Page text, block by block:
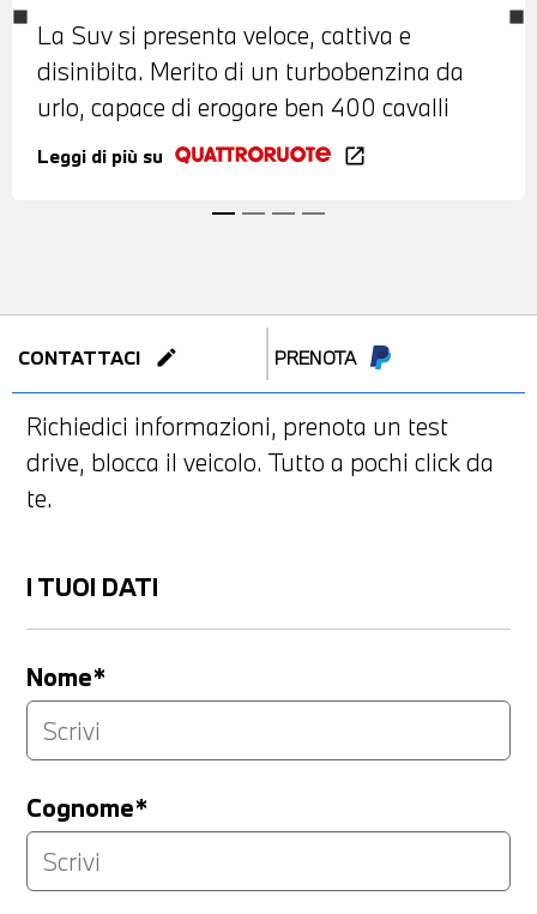
La Suv si presenta veloce, cattiva e
disinibita. Merito di un turbobenzina da
urlo, capace di erogare ben 400 cavalli
Leggi di più su open_in_new
CONTATTACI edit PRENOTA
Richiedici informazioni, prenota un test
drive, blocca il veicolo. Tutto a pochi click da
te.
I TUOI DATI
Nome*
Cognome*